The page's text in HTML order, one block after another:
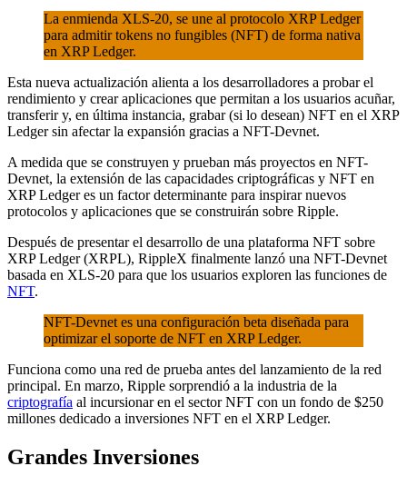
La enmienda XLS-20, se une al protocolo XRP Ledger
para admitir tokens no fungibles (NFT) de forma nativa
en XRP Ledger.
Esta nueva actualización alienta a los desarrolladores a probar el
rendimiento y crear aplicaciones que permitan a los usuarios acuñar,
transferir y, en última instancia, grabar (si lo desean) NFT en el XRP
Ledger sin afectar la expansión gracias a NFT-Devnet.
A medida que se construyen y prueban más proyectos en NFT-
Devnet, la extensión de las capacidades criptográficas y NFT en
XRP Ledger es un factor determinante para inspirar nuevos
protocolos y aplicaciones que se construirán sobre Ripple.
Después de presentar el desarrollo de una plataforma NFT sobre
XRP Ledger (XRPL), RippleX finalmente lanzó una NFT-Devnet
basada en XLS-20 para que los usuarios exploren las funciones de
NFT.
NFT-Devnet es una configuración beta diseñada para
optimizar el soporte de NFT en XRP Ledger.
Funciona como una red de prueba antes del lanzamiento de la red
principal. En marzo, Ripple sorprendió a la industria de la
criptografía al incursionar en el sector NFT con un fondo de $250
millones dedicado a inversiones NFT en el XRP Ledger.
Grandes Inversiones